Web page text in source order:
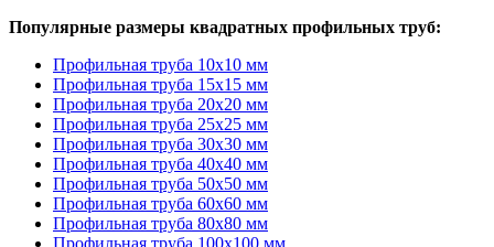
Популярные размеры квадратных профильных труб:
Профильная труба 10х10 мм
Профильная труба 15х15 мм
Профильная труба 20х20 мм
Профильная труба 25х25 мм
Профильная труба 30х30 мм
Профильная труба 40х40 мм
Профильная труба 50х50 мм
Профильная труба 60х60 мм
Профильная труба 80х80 мм
Профильная труба 100х100 мм